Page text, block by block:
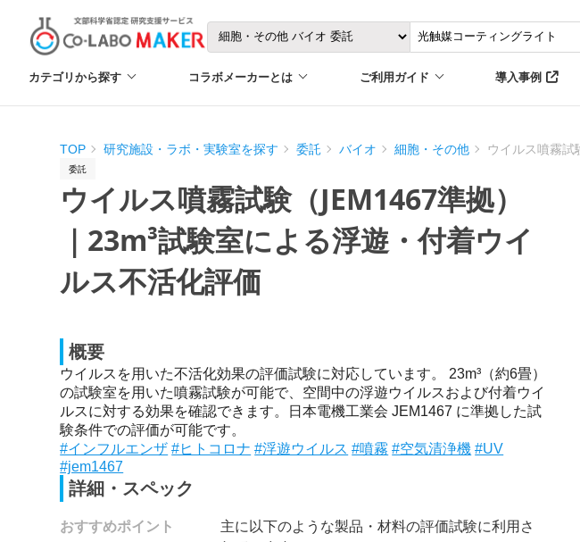
カテゴリから探す コラボメーカーとは ご利用ガイド 導入事例
TOP 研究施設・ラボ・実験室を探す 委託 バイオ 細胞・その他 ウイルス噴霧試
委託
ウイルス噴霧試験（JEM1467準拠）
｜23m³試験室による浮遊・付着ウイ
ルス不活化評価
概要
ウイルスを用いた不活化効果の評価試験に対応しています。 23m³（約6畳）
の試験室を用いた噴霧試験が可能で、空間中の浮遊ウイルスおよび付着ウイ
ルスに対する効果を確認できます。日本電機工業会 JEM1467 に準拠した試
験条件での評価が可能です。
#インフルエンザ #ヒトコロナ #浮遊ウイルス #噴霧 #空気清浄機 #UV
#jem1467
詳細・スペック
おすすめポイント
主に以下のような製品・材料の評価試験に利用さ